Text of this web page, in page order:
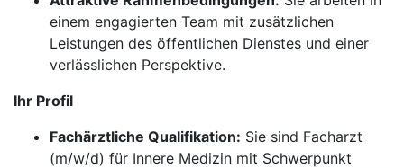
einem engagierten Team mit zusätzlichen
Leistungen des öffentlichen Dienstes und einer
verlässlichen Perspektive.
Ihr Profil
Fachärztliche Qualifikation: Sie sind Facharzt
(m/w/d) für Innere Medizin mit Schwerpunkt